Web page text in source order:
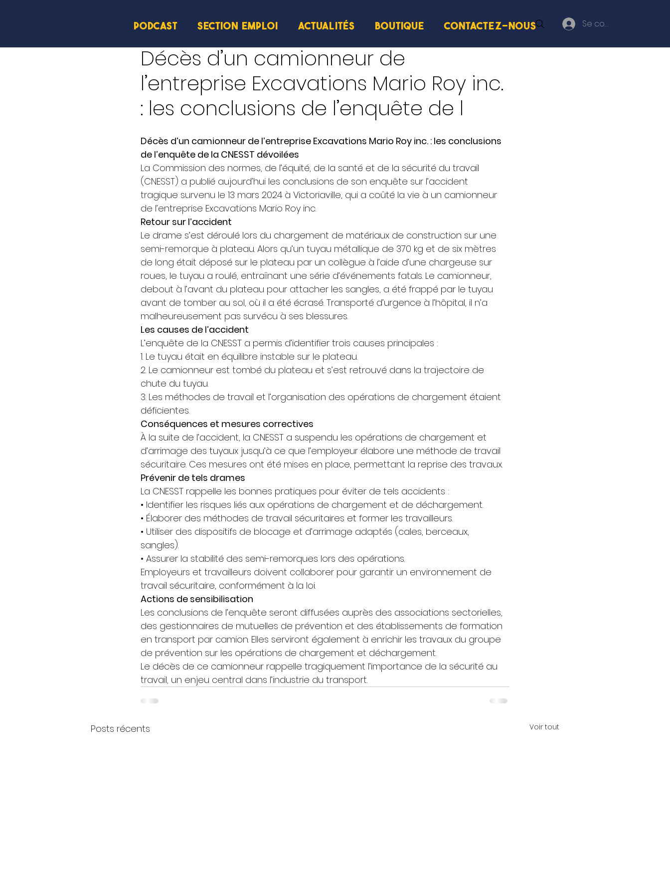
Se connecter
PODCAST SECTION EMPLOI ACTUALITÉS BOUTIQUE Contactez-nous
Décès d’un camionneur de
l’entreprise Excavations Mario Roy inc.
: les conclusions de l’enquête de l
Décès d’un camionneur de l’entreprise Excavations Mario Roy inc. : les conclusions
de l’enquête de la CNESST dévoilées
La Commission des normes, de l’équité, de la santé et de la sécurité du travail
(CNESST) a publié aujourd’hui les conclusions de son enquête sur l’accident
tragique survenu le 13 mars 2024 à Victoriaville, qui a coûté la vie à un camionneur
de l’entreprise Excavations Mario Roy inc.
Retour sur l’accident
Le drame s’est déroulé lors du chargement de matériaux de construction sur une
semi-remorque à plateau. Alors qu’un tuyau métallique de 370 kg et de six mètres
de long était déposé sur le plateau par un collègue à l’aide d’une chargeuse sur
roues, le tuyau a roulé, entraînant une série d’événements fatals. Le camionneur,
debout à l’avant du plateau pour attacher les sangles, a été frappé par le tuyau
avant de tomber au sol, où il a été écrasé. Transporté d’urgence à l’hôpital, il n’a
malheureusement pas survécu à ses blessures.
Les causes de l’accident
L’enquête de la CNESST a permis d’identifier trois causes principales :
1. Le tuyau était en équilibre instable sur le plateau.
2. Le camionneur est tombé du plateau et s’est retrouvé dans la trajectoire de
chute du tuyau.
3. Les méthodes de travail et l’organisation des opérations de chargement étaient
déficientes.
Conséquences et mesures correctives
À la suite de l’accident, la CNESST a suspendu les opérations de chargement et
d’arrimage des tuyaux jusqu’à ce que l’employeur élabore une méthode de travail
sécuritaire. Ces mesures ont été mises en place, permettant la reprise des travaux.
Prévenir de tels drames
La CNESST rappelle les bonnes pratiques pour éviter de tels accidents :
• Identifier les risques liés aux opérations de chargement et de déchargement.
• Élaborer des méthodes de travail sécuritaires et former les travailleurs.
• Utiliser des dispositifs de blocage et d’arrimage adaptés (cales, berceaux,
sangles).
• Assurer la stabilité des semi-remorques lors des opérations.
Employeurs et travailleurs doivent collaborer pour garantir un environnement de
travail sécuritaire, conformément à la loi.
Actions de sensibilisation
Les conclusions de l’enquête seront diffusées auprès des associations sectorielles,
des gestionnaires de mutuelles de prévention et des établissements de formation
en transport par camion. Elles serviront également à enrichir les travaux du groupe
de prévention sur les opérations de chargement et déchargement.
Le décès de ce camionneur rappelle tragiquement l’importance de la sécurité au
travail, un enjeu central dans l’industrie du transport.
Posts récents Voir tout